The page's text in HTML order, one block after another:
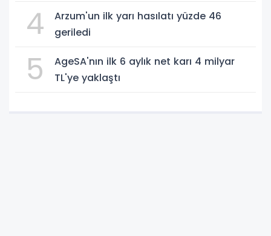
4
Arzum'un ilk yarı hasılatı yüzde 46
geriledi
5
AgeSA'nın ilk 6 aylık net karı 4 milyar
TL'ye yaklaştı